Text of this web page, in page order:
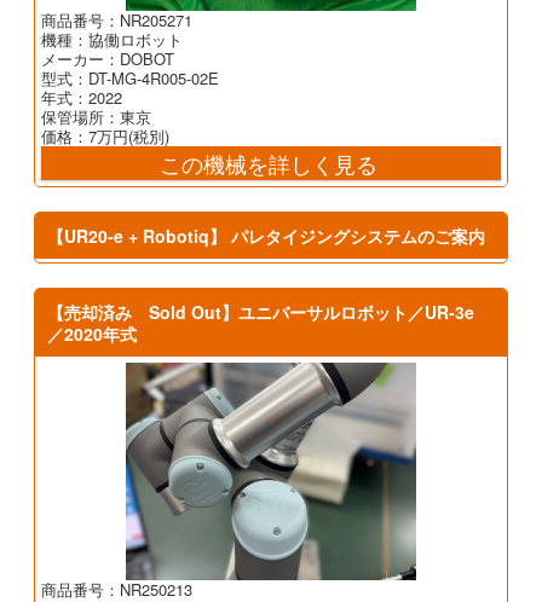
商品番号：NR205271
機種：協働ロボット
メーカー：DOBOT
型式：DT-MG-4R005-02E
年式：2022
保管場所：東京
価格：7万円(税別)
この機械を詳しく見る
【UR20-e + Robotiq】 パレタイジングシステムのご案内
【売却済み Sold Out】ユニバーサルロボット／UR-3e
／2020年式
商品番号：NR250213